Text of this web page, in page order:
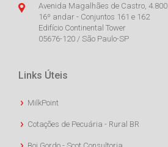
Avenida Magalhães de Castro, 4.800
16º andar - Conjuntos 161 e 162
Edifício Continental Tower
05676-120 / São Paulo-SP
Links Úteis
MilkPoint
Cotações de Pecuária - Rural BR